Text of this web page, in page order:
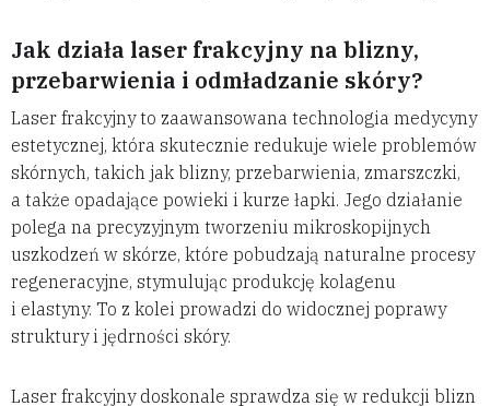
Jak działa laser frakcyjny na blizny,
przebarwienia i odmładzanie skóry?
Laser frakcyjny to zaawansowana technologia medycyny
estetycznej, która skutecznie redukuje wiele problemów
skórnych, takich jak blizny, przebarwienia, zmarszczki,
a także opadające powieki i kurze łapki. Jego działanie
polega na precyzyjnym tworzeniu mikroskopijnych
uszkodzeń w skórze, które pobudzają naturalne procesy
regeneracyjne, stymulując produkcję kolagenu
i elastyny. To z kolei prowadzi do widocznej poprawy
struktury i jędrności skóry.
Laser frakcyjny doskonale sprawdza się w redukcji blizn